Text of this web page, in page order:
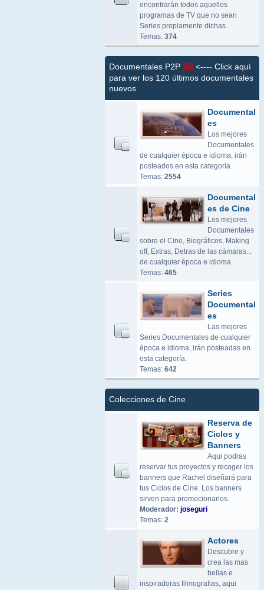
encontrarán todos aquellos
programas de TV que no sean
Series propiamente dichas.
Temas: 374
Documentales P2P
<---- Click aquí
para ver los 120 últimos documentales
nuevos
Documental
es
Los mejores
Documentales
de cualquier época e idioma, irán
posteados en esta categoría.
Temas: 2554
Documental
es de Cine
Los mejores
Documentales
sobre el Cine, Biográficos, Making
off, Extras, Detras de las cámaras...
de cualquier época e idioma.
Temas: 465
Series
Documental
es
Las mejores
Series Documentales de cualquier
época e idioma, irán posteadas en
esta categoría.
Temas: 642
Colecciones de Cine
Reserva de
Ciclos y
Banners
Aqui podras
reservar tus proyectos y recoger los
banners que Rachel diseñará para
tus Ciclos de Cine. Los banners
sirven para promocionarlos.
Moderador: joseguri
Temas: 2
Actores
Descubre y
crea las mas
bellas e
inspiradoras filmografias, aqui